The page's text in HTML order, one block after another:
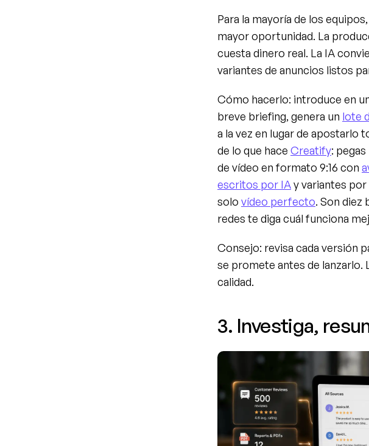
Para la mayoría de los
mayor oportunidad. La
cuesta dinero real. La IA
variantes de anuncios listos
Cómo hacerlo: introduce en
breve briefing, genera un lote
a la vez en lugar de apostarlo
de lo que hace Creatify:
de vídeo en formato 9:16 con
escritos por IA y variantes
solo vídeo perfecto. Son diez
redes te diga cuál funciona
Consejo: revisa cada versión
se promete antes de lanzarlo.
calidad.
3. Investiga,